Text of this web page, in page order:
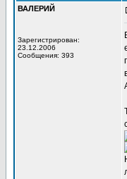
ВАЛЕРИЙ
Зарегистрирован:
23.12.2006
Сообщения: 393